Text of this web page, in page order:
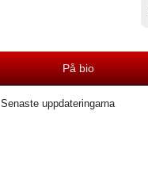
På bio
Senaste uppdateringarna